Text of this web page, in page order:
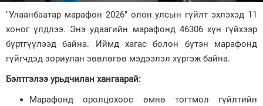
Энтертайнмэнт
Зурхай
"Улаанбаатар марафон 2026" олон улсын гүйлт эхлэхэд 11
хоног үлдлээ. Энэ удаагийн марафонд 46306 хүн гүйхээр
бүртгүүлээд байна. Иймд хагас болон бүтэн марафонд
гүйгчдэд зориулан зөвлөгөө мэдээлэл хүргэж байна.
Бэлтгэлээ урьдчилан хангаарай:
Марафонд оролцохоос өмнө тогтмол гүйлтийн